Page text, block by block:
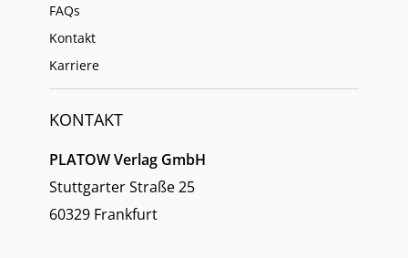
FAQs
Kontakt
Karriere
KONTAKT
PLATOW Verlag GmbH
Stuttgarter Straße 25
60329 Frankfurt